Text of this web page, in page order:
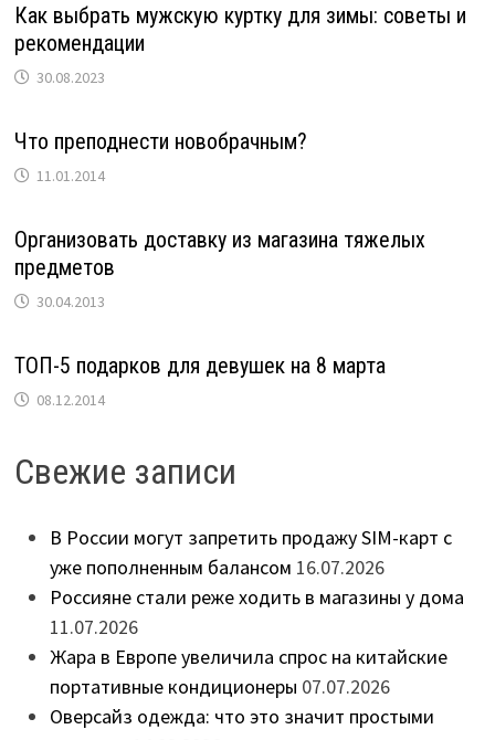
Как выбрать мужскую куртку для зимы: советы и
рекомендации
30.08.2023
Что преподнести новобрачным?
11.01.2014
Организовать доставку из магазина тяжелых
предметов
30.04.2013
ТОП-5 подарков для девушек на 8 марта
08.12.2014
Свежие записи
В России могут запретить продажу SIM-карт с
уже пополненным балансом 16.07.2026
Россияне стали реже ходить в магазины у дома
11.07.2026
Жара в Европе увеличила спрос на китайские
портативные кондиционеры 07.07.2026
Оверсайз одежда: что это значит простыми